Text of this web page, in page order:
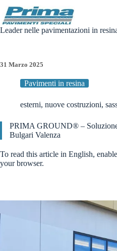
contenuto
Leader nelle pavimentazioni in
31 Marzo 2025
Pavimenti in resina
esterni, nuove costruzioni,
PRIMA GROUND® –
Bulgari Valenza
To read this article in English,
your browser.